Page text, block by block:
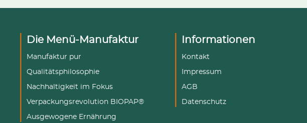
Die Menü-Manufaktur
Manufaktur pur
Qualitätsphilosophie
Nachhaltigkeit im Fokus
Verpackungsrevolution BIOPAP®
Ausgewogene Ernährung
Informationen
Kontakt
Impressum
AGB
Datenschutz